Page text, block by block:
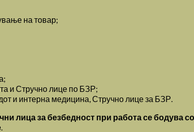
на товар;
и Стручно лице по БЗР;
и интерна медицина, Стручно лице за БЗР.
лица за безбедност при работа се бодува
.